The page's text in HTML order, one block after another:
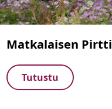
Matkalaisen Pirtti
Tutustu